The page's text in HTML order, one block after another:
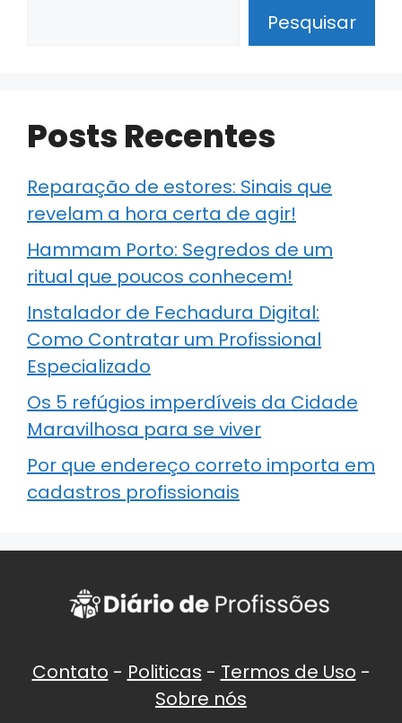
Pesquisar
Posts Recentes
Reparação de estores: Sinais que
revelam a hora certa de agir!
Hammam Porto: Segredos de um
ritual que poucos conhecem!
Instalador de Fechadura Digital:
Como Contratar um Profissional
Especializado
Os 5 refúgios imperdíveis da Cidade
Maravilhosa para se viver
Por que endereço correto importa em
cadastros profissionais
Contato - Politicas - Termos de Uso -
Sobre nós